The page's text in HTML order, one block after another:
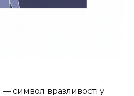
— символ вразливості у